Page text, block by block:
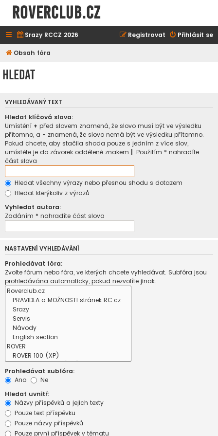
ROVERCLUB.cz
Srazy RCCZ 2026 Přihlásit se
Registrovat
Obsah fóra
Hledat
VYHLEDÁVANÝ TEXT
Hledat klíčová slova:
Umístění + před slovem znamená, že slovo musí být ve výsledku
přítomno, a - znamená, že slovo nemá být ve výsledku přítomno.
Pokud chcete, aby stačila shoda pouze s jedním z více slov,
umístěte je do závorek oddělené znakem . Použitím * nahradíte
část slova
Hledat všechny výrazy nebo přesnou shodu s dotazem
Hledat kterýkoliv z výrazů
Vyhledat autora:
Zadáním * nahradíte část slova
NASTAVENÍ VYHLEDÁVÁNÍ
Prohledávat fóra:
Zvolte fórum nebo fóra, ve kterých chcete vyhledávat. Subfóra jsou
prohledávána automaticky, pokud nezvolíte jinak.
Prohledávat subfóra:
Ano
Ne
Hledat uvnitř:
Názvy příspěvků a jejich texty
Pouze text příspěvku
Pouze názvy příspěvků
Pouze první příspěvek v tématu